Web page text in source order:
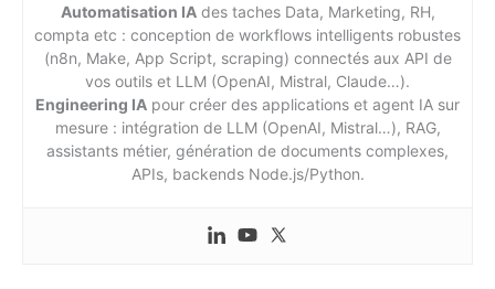
Automatisation IAdes taches Data, Marketing, RH,
compta etc : conception de workflows intelligents robustes
(n8n, Make, App Script, scraping) connectés aux API de
vos outils et LLM (OpenAI, Mistral, Claude…).
Engineering IA pour créer des applications et agent IA sur
mesure : intégration de LLM (OpenAI, Mistral…), RAG,
assistants métier, génération de documents complexes,
APIs, backends Node.js/Python.